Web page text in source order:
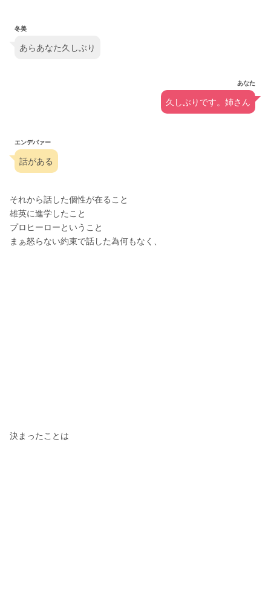
冬美
あらあなた久しぶり
あなた
久しぶりです。姉さん
エンデバァー
話がある
それから話した個性が在ること
雄英に進学したこと
プロヒーローということ
まぁ怒らない約束で話した為何もなく、
決まったことは